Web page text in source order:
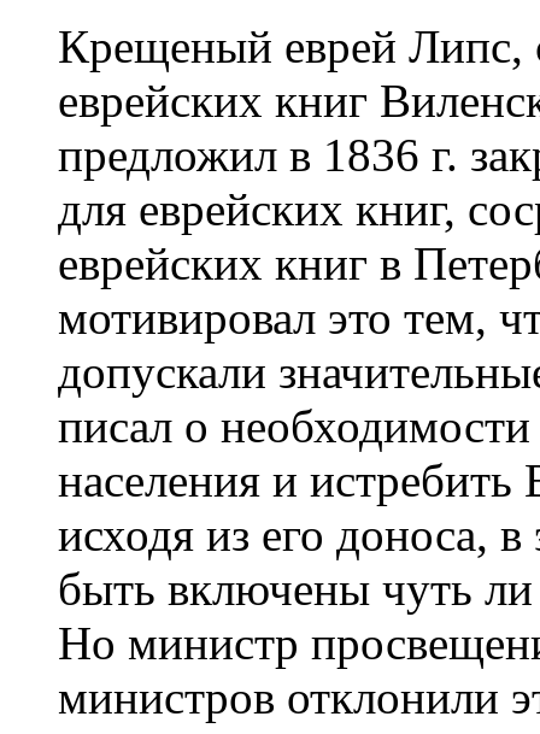
Крещеный еврей
еврейских книг
предложил в 1836 г.
для еврейских книг,
еврейских книг в
мотивировал это тем,
допускали
писал о необходимости
населения и
исходя из его доноса,
быть включены чуть ли
Но министр
министров отклонили